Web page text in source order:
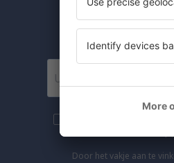
We sturen
Meer reizen tegen
Door het vakje aan te